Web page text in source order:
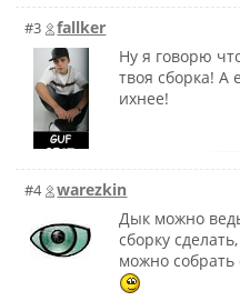
#3
fallker
Ну я говорю
твоя сборка! А
ихнее!
#4
warezkin
Дык можно
сборку
можно собрать